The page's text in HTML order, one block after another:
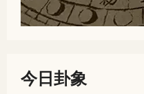
今日卦象